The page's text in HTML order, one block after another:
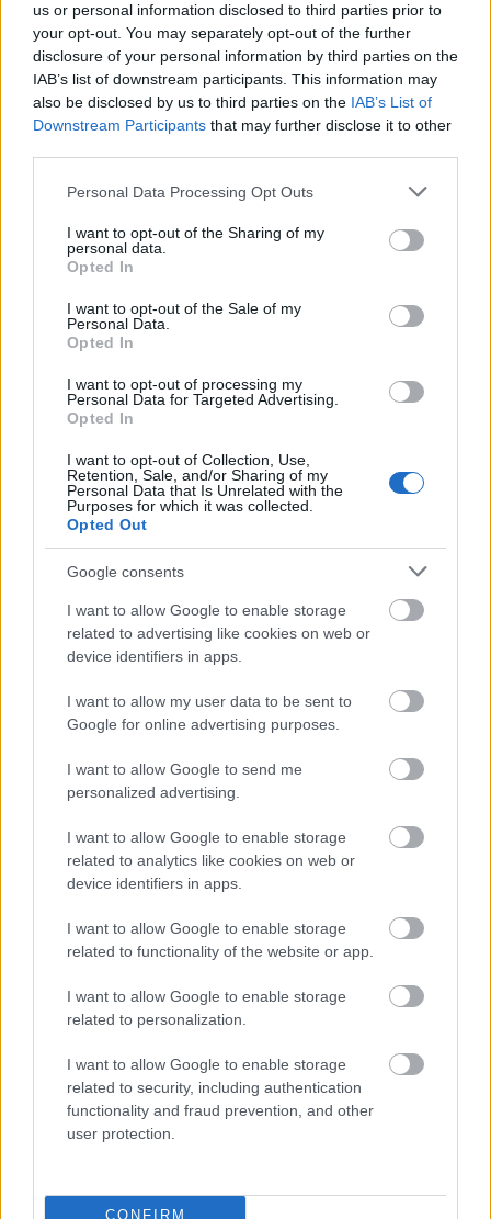
us or personal information disclosed to third parties prior to
your opt-out. You may separately opt-out of the further
disclosure of your personal information by third parties on the
IAB’s list of downstream participants. This information may
also be disclosed by us to third parties on the IAB’s List of
Downstream Participants that may further disclose it to other
Please note that this website/app uses one or more Google
not limited to your visit or usage behaviour. You may click to
grant or deny consent to Google and its third-party tags to
use your data for below specified purposes in below Google
consent section.
Personal Data Processing Opt Outs
I want to opt-out of the Sharing of my
personal data.
Opted In
I want to opt-out of the Sale of my
Personal Data.
Opted In
I want to opt-out of processing my
Personal Data for Targeted Advertising.
Opted In
I want to opt-out of Collection, Use,
Retention, Sale, and/or Sharing of my
Personal Data that Is Unrelated with the
Purposes for which it was collected.
Opted Out
Google consents
I want to allow Google to enable storage
related to advertising like cookies on web or
device identifiers in apps.
I want to allow my user data to be sent to
Google for online advertising purposes.
I want to allow Google to send me
personalized advertising.
I want to allow Google to enable storage
related to analytics like cookies on web or
device identifiers in apps.
I want to allow Google to enable storage
related to functionality of the website or app.
I want to allow Google to enable storage
related to personalization.
I want to allow Google to enable storage
related to security, including authentication
functionality and fraud prevention, and other
user protection.
CONFIRM
FILTRAR POR PRECIO
FILTRAR
Precio:0€—20€
CATEGORÍAS DEL PRODUCTO
➤ NOVEDADES
➤ OTROS
ACRÍLICOS
BARBERÍA
Desinfectantes
ESMALTE TRADICIONAL Y TRATAMIENTOS
ESMALTES PERMANENTES
ESTÉTICA
GELES
PEDICURA
HIGIENE Y DESINFECCIÓN
LÍQUIDOS MANICURA / PEDICURA
PELUQUERÍA
Set / Packs
UÑAS